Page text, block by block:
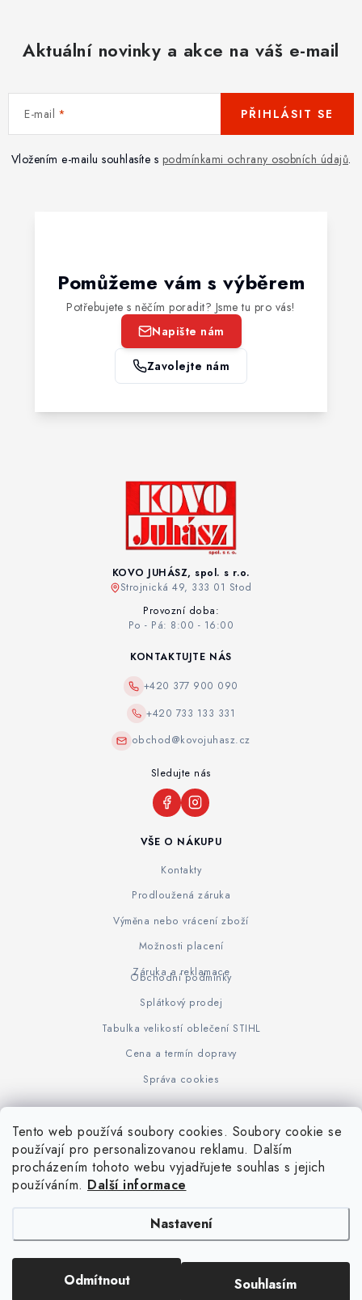
Tento web používá soubory cookies. Soubory cookie se
používají pro personalizovanou reklamu. Dalším
procházením tohoto webu vyjadřujete souhlas s jejich
používáním. Další informace
Nastavení
Odmítnout Souhlasím
Aktuální novinky a akce na váš e-mail
E-mail
Vložením e-mailu souhlasíte s podmínkami ochrany osobních údajů.
PŘIHLÁSIT SE
Pomůžeme vám s výběrem
Potřebujete s něčím poradit? Jsme tu pro vás!
Napište nám
Zavolejte nám
KOVO JUHÁSZ, spol. s r.o.
Strojnická 49, 333 01 Stod
Provozní doba:
Po - Pá: 8:00 - 16:00
VŠE O NÁKUPU
Kontakty
Prodloužená záruka
Výměna nebo vrácení zboží
Možnosti placení
Záruka a reklamace
Obchodní podmínky
Splátkový prodej
Tabulka velikostí oblečení STIHL
Cena a termín dopravy
Správa cookies
KONTAKTUJTE NÁS
+420 377 900 090
+420 733 133 331
obchod@kovojuhasz.cz
Sledujte nás
www.KOVOJUHASZ.cz Výrobce STIHL STIHL Timbersport
iPloty.cz - PLETIVA A NÁŘADÍ. Všechna práva vyhrazena.
Upravit nastavení cookies